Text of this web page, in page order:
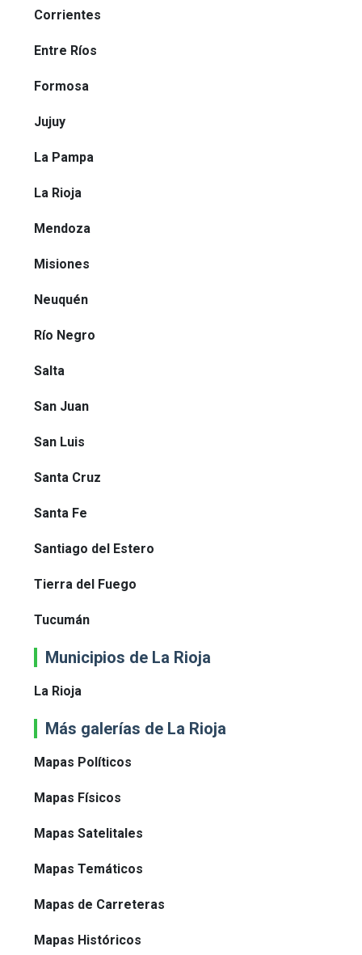
Corrientes
Entre Ríos
Formosa
Jujuy
La Pampa
La Rioja
Mendoza
Misiones
Neuquén
Río Negro
Salta
San Juan
San Luis
Santa Cruz
Santa Fe
Santiago del Estero
Tierra del Fuego
Tucumán
Municipios de La Rioja
La Rioja
Más galerías de La Rioja
Mapas Políticos
Mapas Físicos
Mapas Satelitales
Mapas Temáticos
Mapas de Carreteras
Mapas Históricos